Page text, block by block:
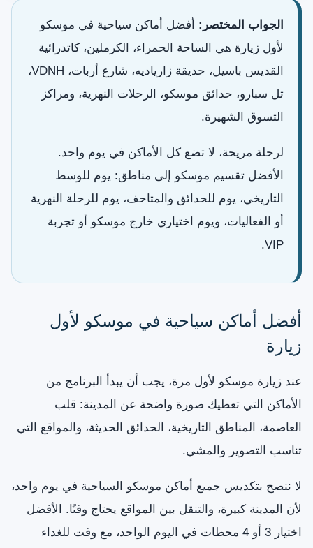
الجواب المختصر: أفضل أماكن سياحية في موسكو
لأول زيارة هي الساحة الحمراء، الكرملين، كاتدرائية
القديس باسيل، حديقة زارياديه، شارع أربات، VDNH،
تل سبارو، حدائق موسكو، الرحلات النهرية، ومراكز
التسوق الشهيرة.
لرحلة مريحة، لا تضع كل الأماكن في يوم واحد.
الأفضل تقسيم موسكو إلى مناطق: يوم للوسط
التاريخي، يوم للحدائق والمتاحف، يوم للرحلة النهرية
أو الفعاليات، ويوم اختياري خارج موسكو أو تجربة
VIP.
أفضل أماكن سياحية في موسكو لأول
زيارة
عند زيارة موسكو لأول مرة، يجب أن يبدأ البرنامج من
الأماكن التي تعطيك صورة واضحة عن المدينة: قلب
العاصمة، المناطق التاريخية، الحدائق الحديثة، والمواقع التي
تناسب التصوير والمشي.
لا ننصح بتكديس جميع أماكن موسكو السياحية في يوم واحد،
لأن المدينة كبيرة، والتنقل بين المواقع يحتاج وقتًا. الأفضل
اختيار 3 أو 4 محطات في اليوم الواحد، مع وقت للغداء